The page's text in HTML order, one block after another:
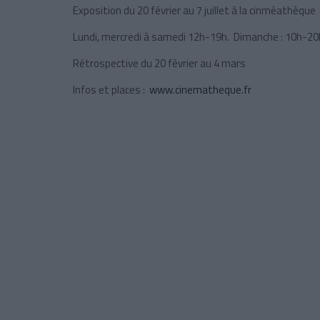
Exposition du 20 février au 7 juillet à la cinméathèque
Lundi, mercredi à samedi 12h-19h. Dimanche : 10h-
Rétrospective du 20 février au 4 mars
Infos et places : www.cinematheque.fr